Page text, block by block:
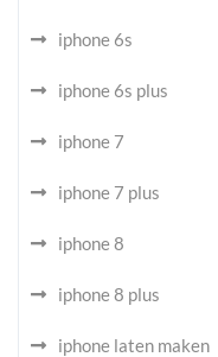
iphone 6s
iphone 6s plus
iphone 7
iphone 7 plus
iphone 8
iphone 8 plus
iphone laten maken